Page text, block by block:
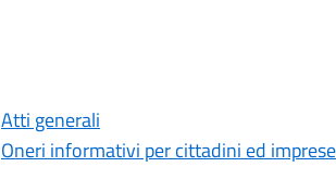
Atti generali
Oneri informativi per cittadini ed imprese